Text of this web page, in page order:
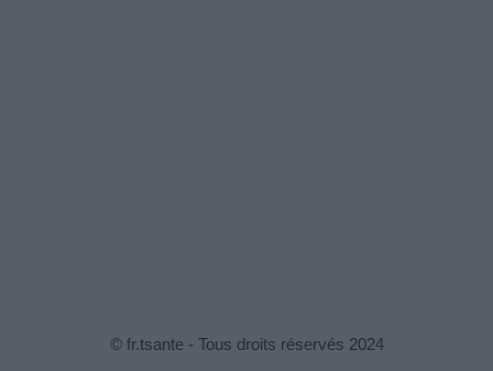
© fr.tsante - Tous droits réservés 2024